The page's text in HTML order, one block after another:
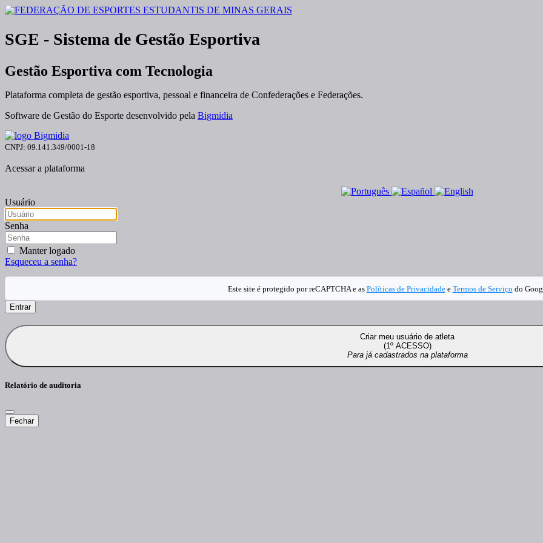
SGE - Sistema de Gestão Esportiva
Gestão Esportiva com Tecnologia
Plataforma completa de gestão esportiva, pessoal e financeira de Confederações e Federações.
Software de Gestão do Esporte desenvolvido pela Bigmidia
CNPJ: 09.141.349/0001-18
Acessar a plataforma
Usuário
Senha
Manter logado
Esqueceu a senha?
Este site é protegido por reCAPTCHA e as Políticas de Privacidadee Termos de Serviço do
Entrar
Criar meu usuário de atleta
(1º ACESSO)
Para já cadastrados na plataforma
Relatório de auditoria
Fechar